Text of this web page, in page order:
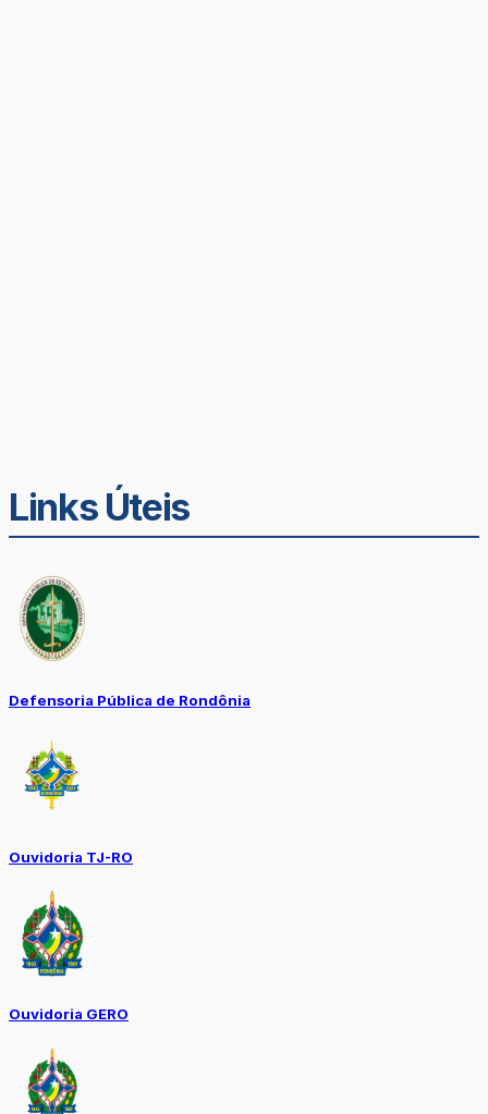
Links Úteis
Defensoria Pública de Rondônia
Ouvidoria TJ-RO
Ouvidoria GERO